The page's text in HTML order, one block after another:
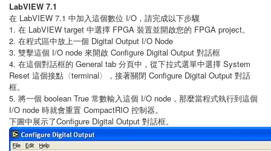
LabVIEW 7.1
在 LabVIEW 7.1 中加入這個數位 I/O，請完成以下步驟
1. 在 LabVIEW target 中選擇 FPGA 裝置並開啟您的 FPGA project。
2. 在程式區中放上一個 Digital Output I/O Node
3. 雙擊這個 I/O node 來開啟 Configure Digital Output 對話框
4. 在這個對話框的 General tab 分頁中，從下拉式選單中選擇 System
Reset 這個接點〈terminal〉，接著關閉 Configure Digital Output 對話
框。
5. 將一個 boolean True 常數輸入這個 I/O node，那麼當程式執行到這個
I/O node 時就會重置 CompactRIO 控制器。
下圖中展示了Configure Digital Output 對話框。